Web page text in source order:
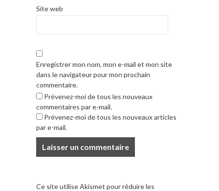
Site web
Enregistrer mon nom, mon e-mail et mon site
dans le navigateur pour mon prochain
commentaire.
Prévenez-moi de tous les nouveaux
commentaires par e-mail.
Prévenez-moi de tous les nouveaux articles
par e-mail.
Ce site utilise Akismet pour réduire les